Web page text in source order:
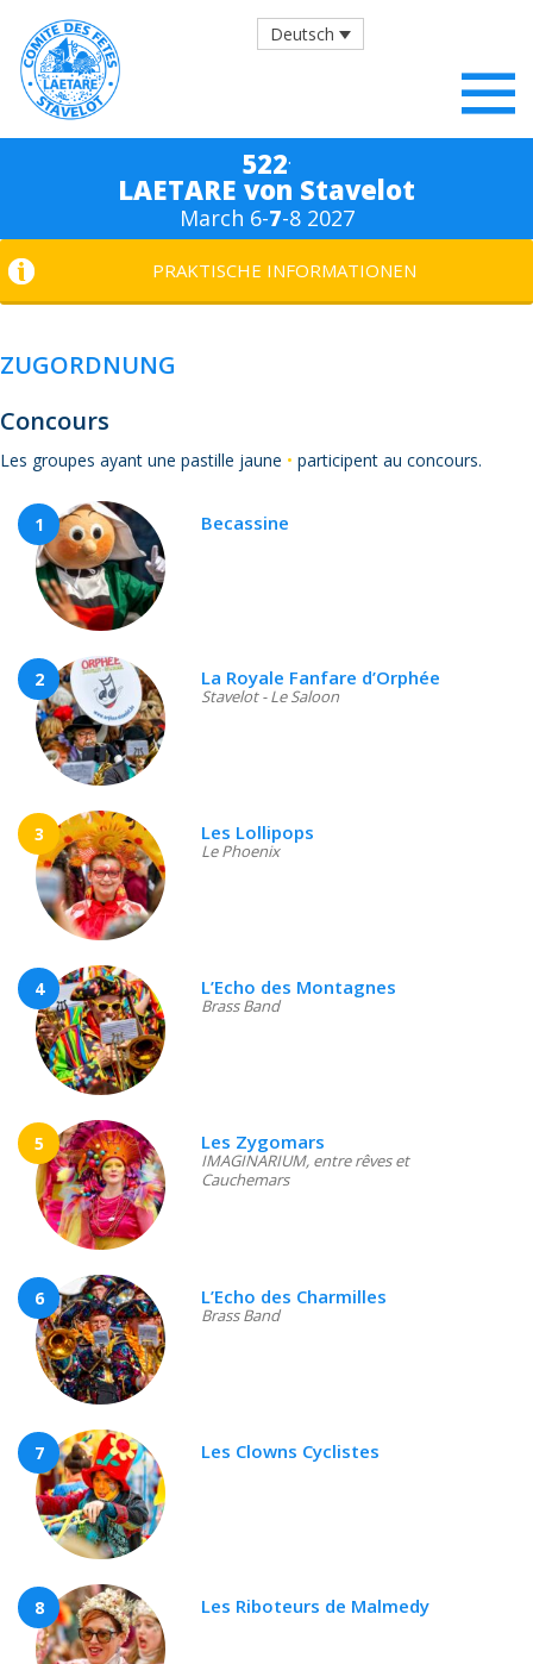
Deutsch
522.
LAETARE von Stavelot
March 6-7-8 2027
PRAKTISCHE INFORMATIONEN
ZUGORDNUNG
Concours
Les groupes ayant une pastille jaune • participent au concours.
1 Becassine
2 La Royale Fanfare d’Orphée
Stavelot - Le Saloon
3 Les Lollipops
Le Phoenix
4 L’Echo des Montagnes
Brass Band
5 Les Zygomars
IMAGINARIUM, entre rêves et
Cauchemars
6 L’Echo des Charmilles
Brass Band
7 Les Clowns Cyclistes
8 Les Riboteurs de Malmedy